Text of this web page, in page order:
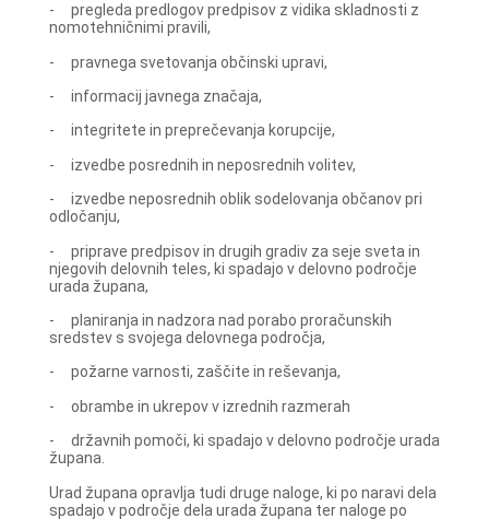
- pregleda predlogov predpisov z vidika skladnosti z
nomotehničnimi pravili,
- pravnega svetovanja občinski upravi,
- informacij javnega značaja,
- integritete in preprečevanja korupcije,
- izvedbe posrednih in neposrednih volitev,
- izvedbe neposrednih oblik sodelovanja občanov pri
odločanju,
- priprave predpisov in drugih gradiv za seje sveta in
njegovih delovnih teles, ki spadajo v delovno področje
urada župana,
- planiranja in nadzora nad porabo proračunskih
sredstev s svojega delovnega področja,
- požarne varnosti, zaščite in reševanja,
- obrambe in ukrepov v izrednih razmerah
- državnih pomoči, ki spadajo v delovno področje urada
župana.
Urad župana opravlja tudi druge naloge, ki po naravi dela
spadajo v področje dela urada župana ter naloge po